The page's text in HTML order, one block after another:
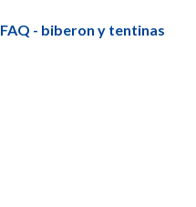
FAQ - biberon y tentinas